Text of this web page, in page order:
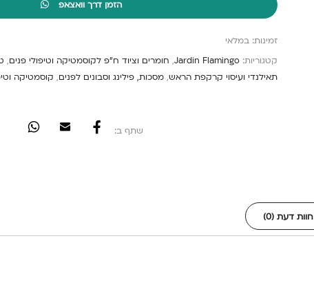
הזמן דרך וואצאפ
זמינות: במלאי
קטגוריות: Jardin Flamingo
, חומרים וציוד ח"פ לקוסמטיקה וטיפולי פנים,
תאילנדי ועיסוי קרקפת הראש, מסכות, פילינג וסבונים לפנים, קוסמטיקה
שתף ב:
חוות דעת (0)